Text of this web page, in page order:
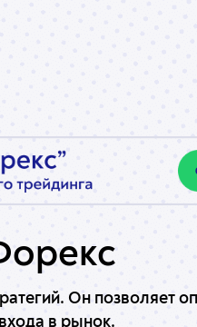
Он позволяет
в рынок.